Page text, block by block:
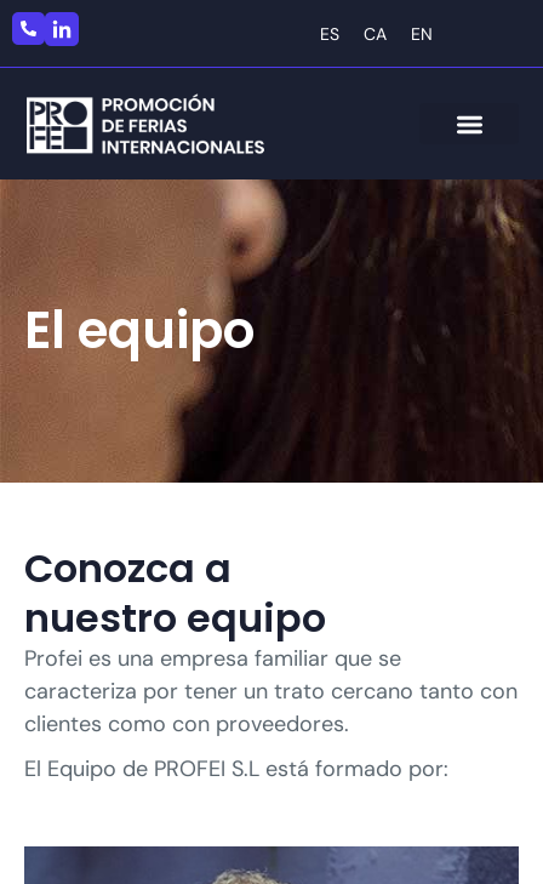
ES CA EN
El equipo
Conozca a
nuestro equipo
Profei es una empresa familiar que se
caracteriza por tener un trato cercano tanto con
clientes como con proveedores.
El Equipo de PROFEI S.L está formado por: